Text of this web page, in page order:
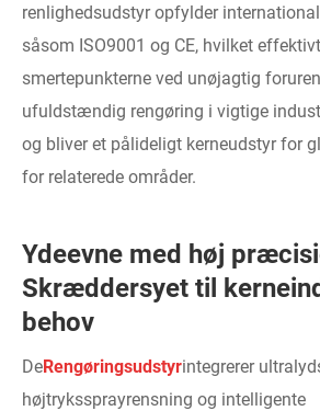
renlighedsudstyr opfylder
såsom ISO9001 og CE, hvilket
smertepunkterne ved unøjagtig
ufuldstændig rengøring i vigtige
og bliver et pålideligt kerneudstyr for
for relaterede områder.
Ydeevne med høj
Skræddersyet til
behov
DeRengøringsudstyrintegrerer
højtrykssprayrensning og intelligente